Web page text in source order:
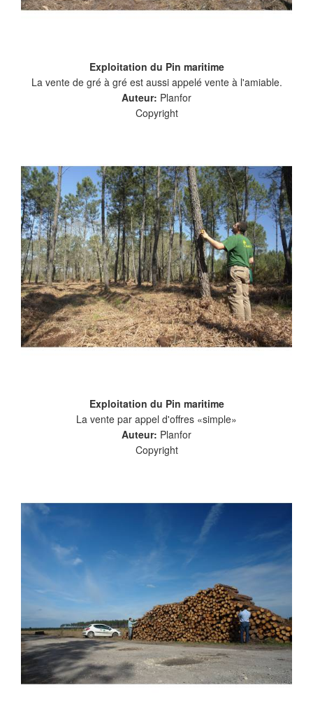
Exploitation du Pin maritime
La vente de gré à gré est aussi appelé vente à l'amiable.
Auteur: Planfor
Copyright
Exploitation du Pin maritime
La vente par appel d'offres «simple»
Auteur: Planfor
Copyright